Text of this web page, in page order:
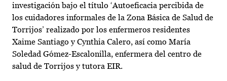
investigación bajo el título ‘Autoeficacia percibida de
los cuidadores informales de la Zona Básica de Salud de
Torrijos’ realizado por los enfermeros residentes
Xaime Santiago y Cynthia Calero, así como María
Soledad Gómez-Escalonilla, enfermera del centro de
salud de Torrijos y tutora EIR.